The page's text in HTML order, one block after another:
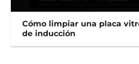
Cómo limpiar una placa
de inducción